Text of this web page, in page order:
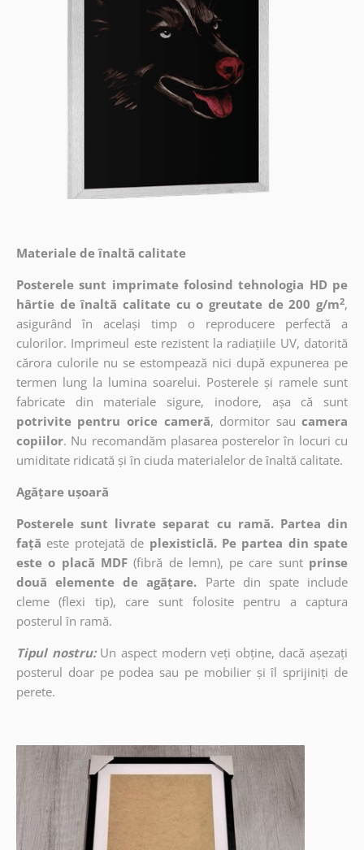
Materiale de înaltă calitate
Posterele sunt imprimate folosind tehnologia HD pe
hârtie de înaltă calitate cu o greutate de 200 g/m2,
asigurând în același timp o reproducere perfectă a
culorilor. Imprimeul este rezistent la radiațiile UV, datorită
cărora culorile nu se estompează nici după expunerea pe
termen lung la lumina soarelui. Posterele și ramele sunt
fabricate din materiale sigure, inodore, așa că sunt
potrivite pentru orice cameră, dormitor sau camera
copiilor. Nu recomandăm plasarea posterelor în locuri cu
umiditate ridicată și în ciuda materialelor de înaltă calitate.
Agățare ușoară
Posterele sunt livrate separat cu ramă. Partea din
față este protejată de plexisticlă. Pe partea din spate
este o placă MDF (fibră de lemn), pe care sunt prinse
două elemente de agățare. Parte din spate include
cleme (flexi tip), care sunt folosite pentru a captura
posterul în ramă.
Tipul nostru: Un aspect modern veți obține, dacă așezați
posterul doar pe podea sau pe mobilier și îl sprijiniți de
perete.